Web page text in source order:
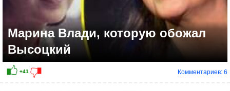
Марина Влади, которую обожал
Высоцкий
Комментариев: 6